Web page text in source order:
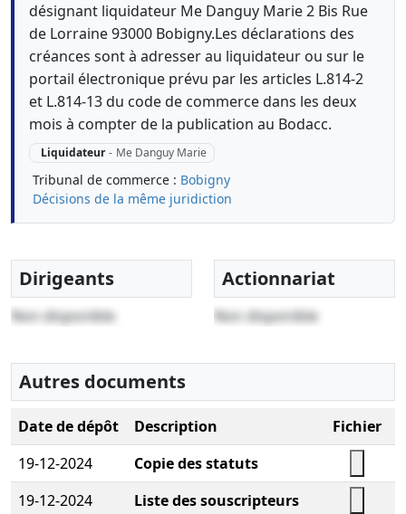
désignant liquidateur Me Danguy Marie 2 Bis Rue
de Lorraine 93000 Bobigny.Les déclarations des
créances sont à adresser au liquidateur ou sur le
portail électronique prévu par les articles L.814-2
et L.814-13 du code de commerce dans les deux
mois à compter de la publication au Bodacc.
Liquidateur - Me Danguy Marie
Tribunal de commerce : Bobigny
Décisions de la même juridiction
Dirigeants
Non disponible
Actionnariat
Non disponible
Autres documents
Date de dépôt Description
Fichier
19-12-2024
Copie des statuts
19-12-2024
Liste des souscripteurs